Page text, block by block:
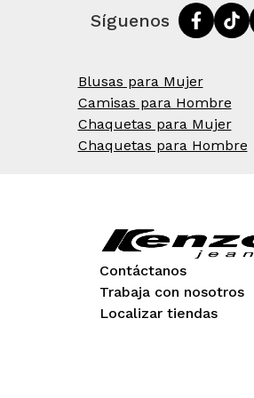
Síguenos
Blusas para Mujer
Camisas para Hombre
Chaquetas para Mujer
Chaquetas para Hombre
Contáctanos
Trabaja con nosotros
Localizar tiendas